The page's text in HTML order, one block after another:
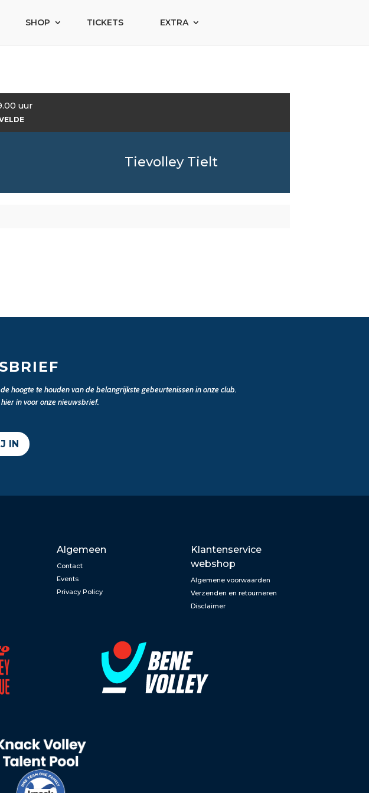
SHOP TICKETS EXTRA
uur
Tievolley Tielt
hoogte te houden van de belangrijkste gebeurtenissen in onze club.
in voor onze nieuwsbrief.
IN
Algemeen
Contact
Events
Privacy Policy
Klantenservice
webshop
Algemene voorwaarden
Verzenden en retourneren
Disclaimer